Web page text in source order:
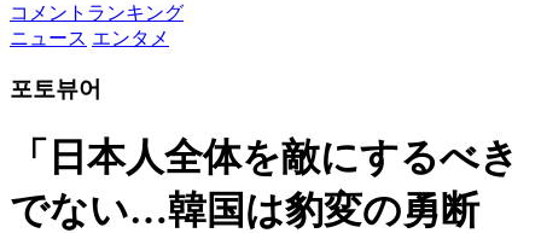
コメントランキング
ニュース エンタメ
포토뷰어
「日本人全体を敵にするべき
でない…韓国は豹変の勇断